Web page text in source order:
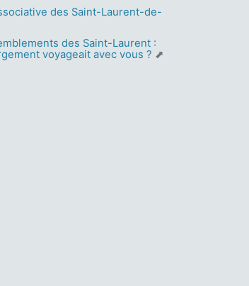
des Saint-Laurent-de-
des Saint-Laurent :
voyageait avec vous ?